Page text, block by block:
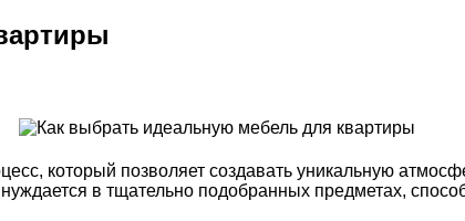
который позволяет создавать уникальную
в тщательно подобранных предметах,